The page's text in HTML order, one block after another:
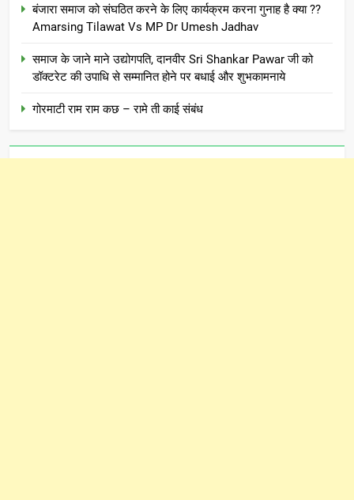
बंजारा समाज को संघठित करने के लिए कार्यक्रम करना गुनाह है क्या ??
Amarsing Tilawat Vs MP Dr Umesh Jadhav
समाज के जाने माने उद्योगपति, दानवीर Sri Shankar Pawar जी को
डॉक्टरेट की उपाधि से सम्मानित होने पर बधाई और शुभकामनाये
गोरमाटी राम राम कछ – रामे ती काई संबंध